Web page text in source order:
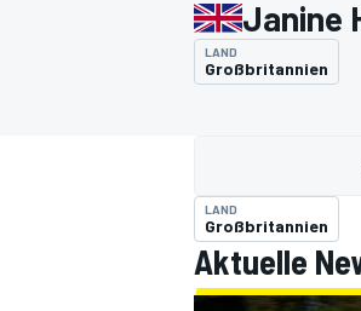
MOTOGP
Janine
LAND
Großbritannien
LAND
Großbritannien
Aktuelle